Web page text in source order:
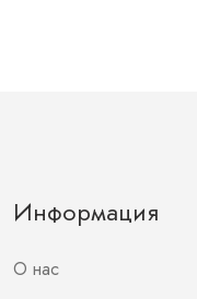
Информация
О нас